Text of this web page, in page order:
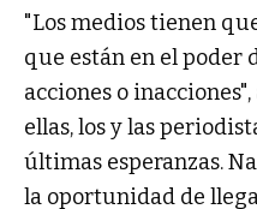
"Los medios tienen
que están en el poder
acciones o
ellas, los y las
últimas esperanzas.
la oportunidad de